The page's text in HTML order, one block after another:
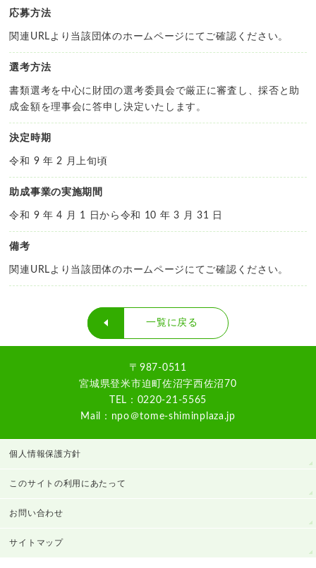
応募方法
関連URLより当該団体のホームページにてご確認ください。
選考方法
書類選考を中心に財団の選考委員会で厳正に審査し、採否と助
成金額を理事会に答申し決定いたします。
決定時期
令和 9 年 2 月上旬頃
助成事業の実施期間
令和 9 年 4 月 1 日から令和 10 年 3 月 31 日
備考
関連URLより当該団体のホームページにてご確認ください。
一覧に戻る
〒987-0511
宮城県登米市迫町佐沼字西佐沼70
TEL：0220-21-5565
Mail：npo＠tome-shiminplaza.jp
個人情報保護方針
このサイトの利用にあたって
お問い合わせ
サイトマップ